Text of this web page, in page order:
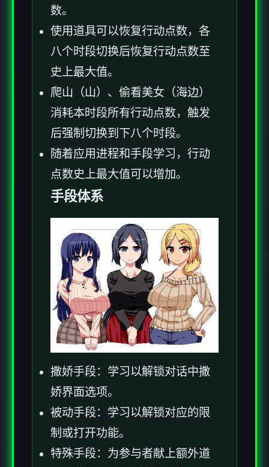
数。
使用道具可以恢复行动点数，各
八个时段切换后恢复行动点数至
史上最大值。
爬山（山）、偷看美女（海边）
消耗本时段所有行动点数，触发
后强制切换到下八个时段。
随着应用进程和手段学习，行动
点数史上最大值可以增加。
手段体系
撒娇手段：学习以解锁对话中撒
娇界面选项。
被动手段：学习以解锁对应的限
制或打开功能。
特殊手段：为参与者献上额外道